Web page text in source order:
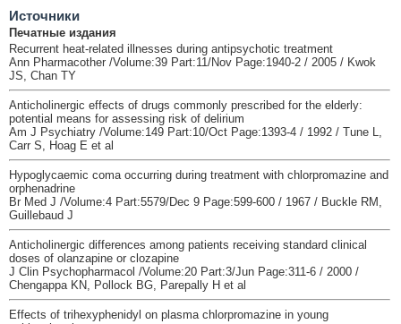
Источники
Печатные издания
Recurrent heat-related illnesses during antipsychotic treatment
Ann Pharmacother /Volume:39 Part:11/Nov Page:1940-2 / 2005 / Kwok
JS, Chan TY
Anticholinergic effects of drugs commonly prescribed for the elderly:
potential means for assessing risk of delirium
Am J Psychiatry /Volume:149 Part:10/Oct Page:1393-4 / 1992 / Tune L,
Carr S, Hoag E et al
Hypoglycaemic coma occurring during treatment with chlorpromazine and
orphenadrine
Br Med J /Volume:4 Part:5579/Dec 9 Page:599-600 / 1967 / Buckle RM,
Guillebaud J
Anticholinergic differences among patients receiving standard clinical
doses of olanzapine or clozapine
J Clin Psychopharmacol /Volume:20 Part:3/Jun Page:311-6 / 2000 /
Chengappa KN, Pollock BG, Parepally H et al
Effects of trihexyphenidyl on plasma chlorpromazine in young